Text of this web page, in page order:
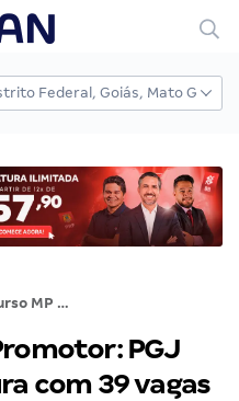
Concurso MP GO Promotor: PGJ determina abertura com 39 vagas
PGJ
com 39 vagas